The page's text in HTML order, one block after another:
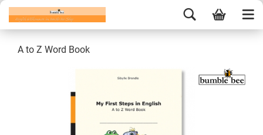
A to Z Word Book